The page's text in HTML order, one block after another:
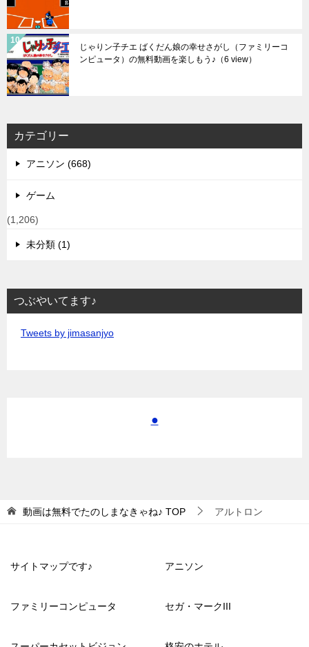
じゃりン子チエ ばくだん娘の幸せさがし（ファミリーコ
ンピュータ）の無料動画を楽しもう♪ （6 view）
カテゴリー
アニソン (668)
ゲーム
(1,206)
未分類 (1)
つぶやいてます♪
Tweets by jimasanjyo
●
動画は無料でたのしまなきゃね♪ TOP アルトロン
サイトマップです♪ アニソン
ファミリーコンピュータ セガ・マークIII